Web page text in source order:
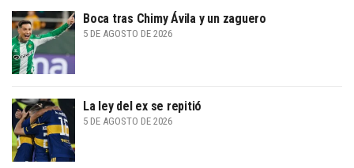
Boca tras Chimy Ávila y un zaguero
5 DE AGOSTO DE 2026
La ley del ex se repitió
5 DE AGOSTO DE 2026